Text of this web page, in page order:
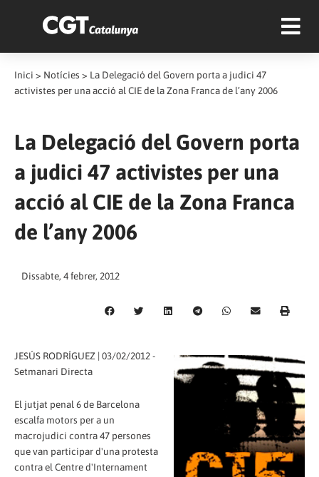
Inici > Notícies > La Delegació del Govern porta a judici 47
activistes per una acció al CIE de la Zona Franca de l’any 2006
La Delegació del Govern porta
a judici 47 activistes per una
acció al CIE de la Zona Franca
de l’any 2006
Dissabte, 4 febrer, 2012
JESÚS RODRÍGUEZ | 03/02/2012 -
Setmanari Directa
El jutjat penal 6 de Barcelona
escalfa motors per a un
macrojudici contra 47 persones
que van participar d'una protesta
contra el Centre d'Internament